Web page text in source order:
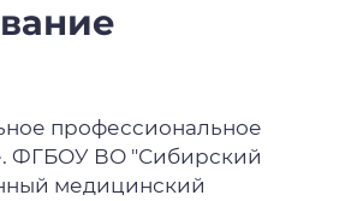
профессиональное
ФГБОУ ВО "Сибирский
медицинский